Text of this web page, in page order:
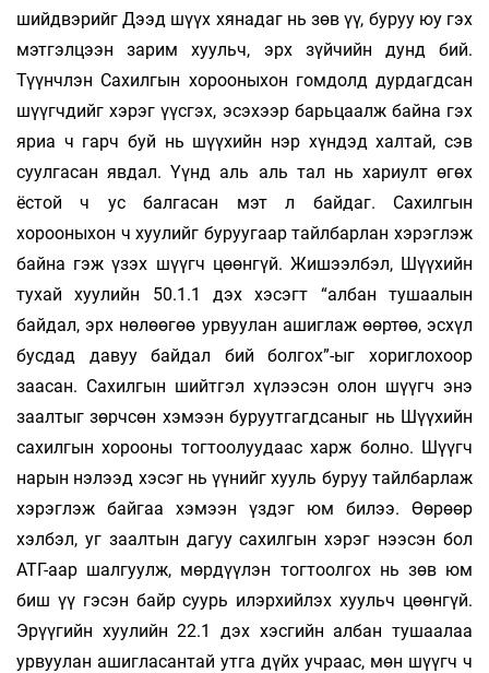
шийдвэрийг Дээд шүүх хянадаг нь зөв үү, буруу юу гэх
мэтгэлцээн зарим хуульч, эрх зүйчийн дунд бий.
Түүнчлэн Сахилгын хорооныхон гомдолд дурдагдсан
шүүгчдийг хэрэг үүсгэх, эсэхээр барьцаалж байна гэх
яриа ч гарч буй нь шүүхийн нэр хүндэд халтай, сэв
суулгасан явдал. Үүнд аль аль тал нь хариулт өгөх
ёстой ч ус балгасан мэт л байдаг. Сахилгын
хорооныхон ч хуулийг буруугаар тайлбарлан хэрэглэж
байна гэж үзэх шүүгч цөөнгүй. Жишээлбэл, Шүүхийн
тухай хуулийн 50.1.1 дэх хэсэгт “албан тушаалын
байдал, эрх нөлөөгөө урвуулан ашиглаж өөртөө, эсхүл
бусдад давуу байдал бий болгох”-ыг хориглохоор
заасан. Сахилгын шийтгэл хүлээсэн олон шүүгч энэ
заалтыг зөрчсөн хэмээн буруутгагдсаныг нь Шүүхийн
сахилгын хорооны тогтоолуудаас харж болно. Шүүгч
нарын нэлээд хэсэг нь үүнийг хууль буруу тайлбарлаж
хэрэглэж байгаа хэмээн үздэг юм билээ. Өөрөөр
хэлбэл, уг заалтын дагуу сахилгын хэрэг нээсэн бол
АТГ-аар шалгуулж, мөрдүүлэн тогтоолгох нь зөв юм
биш үү гэсэн байр суурь илэрхийлэх хуульч цөөнгүй.
Эрүүгийн хуулийн 22.1 дэх хэсгийн албан тушаалаа
урвуулан ашигласантай утга дүйх учраас, мөн шүүгч ч